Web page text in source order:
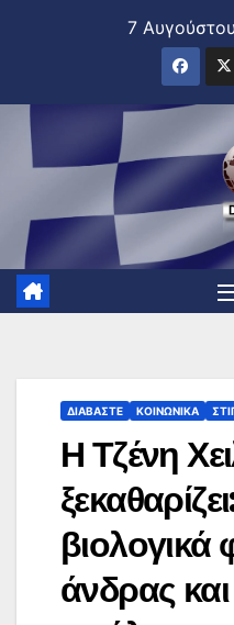
7
ΔΙΑΒΆΣΤΕ ΚΟΙΝΩΝΙΚΆ
Η Τζένη
βιολογικά
άνδρας